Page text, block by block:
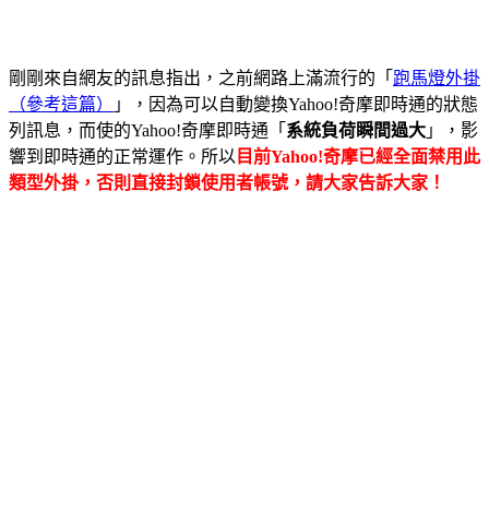
剛剛來自網友的訊息指出，之前網路上滿流行的「 跑馬燈外掛
（參考這篇）
」，因為可以自動變換Yahoo!奇摩即時通的狀態
列訊息，而使的Yahoo!奇摩即時通「 系統負荷瞬間過大 」，影
響到即時通的正常運作。所以 目前Yahoo!奇摩已經全面禁用此
類型外掛，否則直接封鎖使用者帳號，請大家告訴大家！